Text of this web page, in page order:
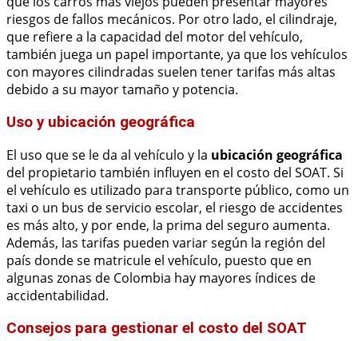
riesgos de fallos mecánicos. Por otro lado, el cilindraje,
que refiere a la capacidad del motor del vehículo,
también juega un papel importante, ya que los vehículos
con mayores cilindradas suelen tener tarifas más altas
debido a su mayor tamaño y potencia.
Uso y ubicación geográfica
El uso que se le da al vehículo y la ubicación geográfica
del propietario también influyen en el costo del SOAT. Si
el vehículo es utilizado para transporte público, como un
taxi o un bus de servicio escolar, el riesgo de accidentes
es más alto, y por ende, la prima del seguro aumenta.
Además, las tarifas pueden variar según la región del
país donde se matricule el vehículo, puesto que en
algunas zonas de Colombia hay mayores índices de
accidentabilidad.
Consejos para gestionar el costo del SOAT